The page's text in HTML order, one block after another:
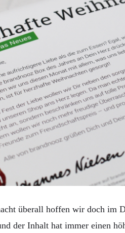
überall hoffen wir doch im
der Inhalt hat immer einen